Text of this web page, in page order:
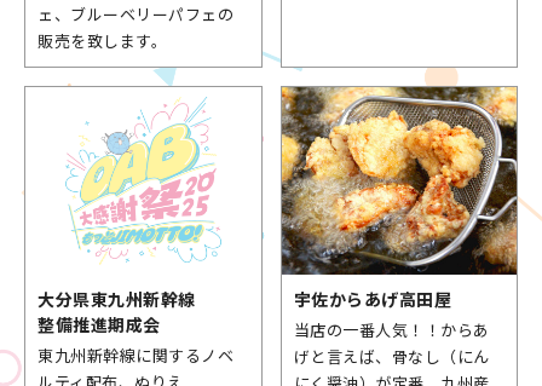
ェ、ブルーベリーパフェの
販売を致します。
大分県東九州新幹線
整備推進期成会
東九州新幹線に関するノベ
宇佐からあげ高田屋
当店の一番人気！！からあ
げと言えば、骨なし（にん